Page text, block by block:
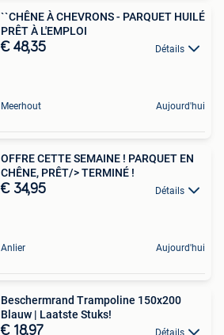
``CHÊNE À CHEVRONS - PARQUET HUILÉ
PRÊT À L'EMPLOI
€ 48,35 Détails
Meerhout Aujourd'hui
OFFRE CETTE SEMAINE ! PARQUET EN
CHÊNE, PRÊT/> TERMINÉ !
€ 34,95 Détails
Anlier Aujourd'hui
Beschermrand Trampoline 150x200
Blauw | Laatste Stuks!
€ 18,97 Détails